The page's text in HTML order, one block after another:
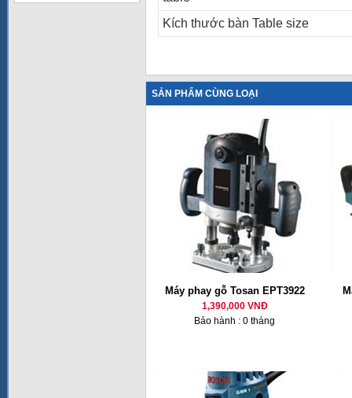
Kích thước bàn Table size
SẢN PHẨM CÙNG LOẠI
Máy phay gỗ Tosan EPT3922
1,390,000 VNĐ
Bảo hành : 0 tháng